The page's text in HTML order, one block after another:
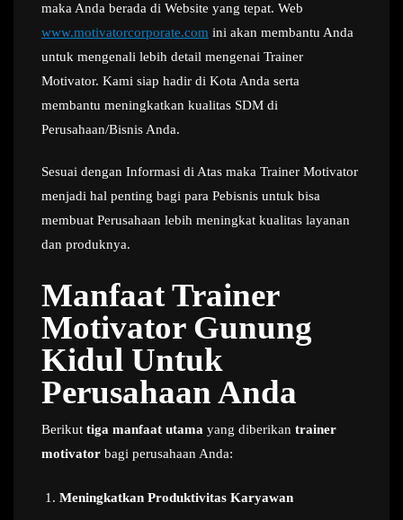
maka Anda berada di Website yang tepat. Web
www.motivatorcorporate.com ini akan membantu Anda
untuk mengenali lebih detail mengenai Trainer
Motivator. Kami siap hadir di Kota Anda serta
membantu meningkatkan kualitas SDM di
Perusahaan/Bisnis Anda.
Sesuai dengan Informasi di Atas maka Trainer Motivator
menjadi hal penting bagi para Pebisnis untuk bisa
membuat Perusahaan lebih meningkat kualitas layanan
dan produknya.
Manfaat Trainer
Motivator Gunung
Kidul Untuk
Perusahaan Anda
Berikut tiga manfaat utama yang diberikan trainer
motivator bagi perusahaan Anda:
Meningkatkan Produktivitas Karyawan